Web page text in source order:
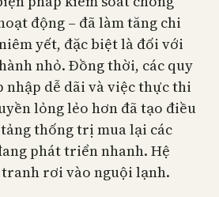
động – đã làm tăng chi
yết, đặc biệt là đối với
nhỏ. Đồng thời, các quy
nhập dễ dãi và việc thực thi
lỏng lẻo hơn đã tạo điều
thống trị mua lại các
phát triển nhanh. Hệ
tranh rơi vào nguội lạnh.